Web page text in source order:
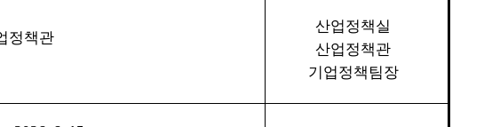
정책관
산업정책실
산업정책관
기업정책팀장